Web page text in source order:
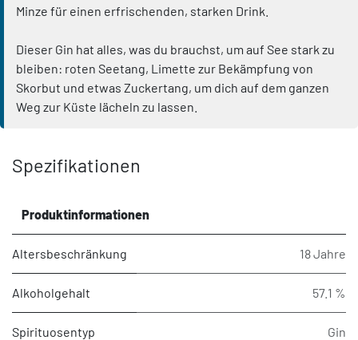
Minze für einen erfrischenden, starken Drink.
Dieser Gin hat alles, was du brauchst, um auf See stark zu
bleiben: roten Seetang, Limette zur Bekämpfung von
Skorbut und etwas Zuckertang, um dich auf dem ganzen
Weg zur Küste lächeln zu lassen.
Spezifikationen
Produktinformationen
Altersbeschränkung 18 Jahre
Alkoholgehalt 57.1 %
Spirituosentyp Gin